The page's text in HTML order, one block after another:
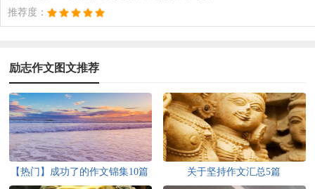
推荐度：
励志作文图文推荐
【热门】成功了的作文锦集10篇 关于坚持作文汇总5篇